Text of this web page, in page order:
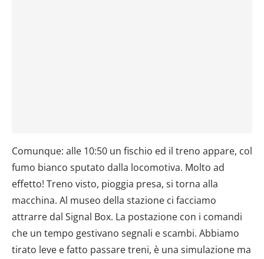
Comunque: alle 10:50 un fischio ed il treno appare, col
fumo bianco sputato dalla locomotiva. Molto ad
effetto! Treno visto, pioggia presa, si torna alla
macchina. Al museo della stazione ci facciamo
attrarre dal Signal Box. La postazione con i comandi
che un tempo gestivano segnali e scambi. Abbiamo
tirato leve e fatto passare treni, è una simulazione ma